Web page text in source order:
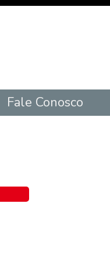
Fale Conosco